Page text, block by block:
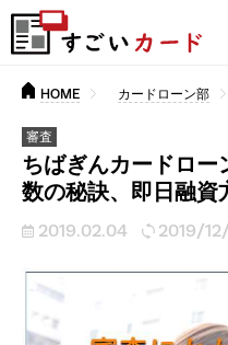
HOME カードローン部
審査
ちばぎんカードロー
数の秘訣、即日融資
2019.02.04 2019/